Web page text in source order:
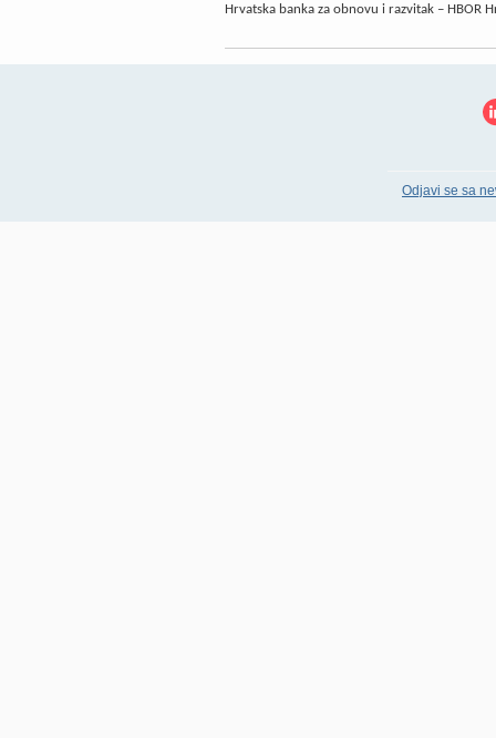
Hrvatska banka za obnovu i razvitak – HBOR
Odjavi se sa